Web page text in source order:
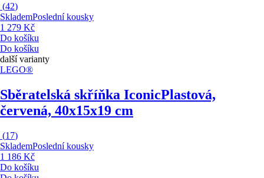
(42)
SklademPoslední kousky
1 279 Kč
Do košíku
Do košíku
další varianty
LEGO®
Sběratelská skříňka IconicPlastová,
červená, 40x15x19 cm
(17)
SklademPoslední kousky
1 186 Kč
Do košíku